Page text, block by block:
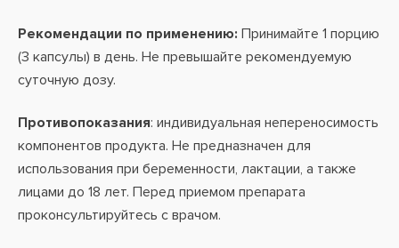
Рекомендации по применению: Принимайте 1 порцию
(3 капсулы) в день. Не превышайте рекомендуемую
суточную дозу.
Противопоказания: индивидуальная непереносимость
компонентов продукта. Не предназначен для
использования при беременности, лактации, а также
лицами до 18 лет. Перед приемом препарата
проконсультируйтесь с врачом.